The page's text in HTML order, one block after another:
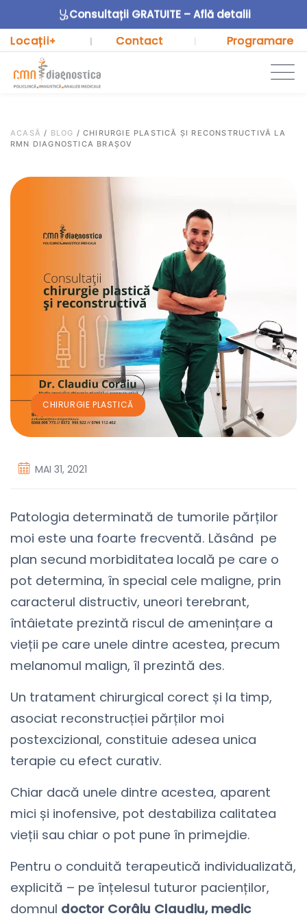
Consultații GRATUITE – Află detalii
Locații+ | Contact Programare
ACASĂ / BLOG /CHIRURGIE PLASTICĂ ȘI RECONSTRUCTIVĂ LA
RMN DIAGNOSTICA BRAȘOV
CHIRURGIE PLASTICĂ
MAI 31, 2021
Patologia determinată de tumorile părților
moi este una foarte frecventă. Lăsând pe
plan secund morbiditatea locală pe care o
pot determina, în special cele maligne, prin
caracterul distructiv, uneori terebrant,
întâietate prezintă riscul de amenințare a
vieții pe care unele dintre acestea, precum
melanomul malign, îl prezintă des.
Un tratament chirurgical corect și la timp,
asociat reconstrucției părților moi
postexcizional, constituie adesea unica
terapie cu efect curativ.
Chiar dacă unele dintre acestea, aparent
mici și inofensive, pot destabiliza calitatea
vieții sau chiar o pot pune în primejdie.
Pentru o conduită terapeutică individualizată,
explicită – pe înțelesul tuturor pacienților,
domnul doctor Corâiu Claudiu, medic